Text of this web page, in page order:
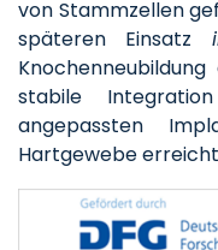
von Stammzellen
späteren Einsatz
stabile
angepassten
Hartgewebe